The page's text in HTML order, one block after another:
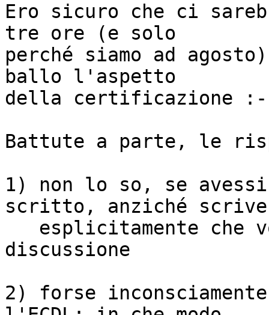
Ero sicuro che ci
tre ore (e solo
perché siamo ad
ballo l'aspetto
della certificazione :-
Battute a parte, le
1) non lo so, se
scritto, anziché
discussione
2) forse inconsciamente